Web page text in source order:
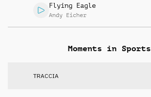
Flying Eagle
Andy Eicher
Moments in Sports
TRACCIA